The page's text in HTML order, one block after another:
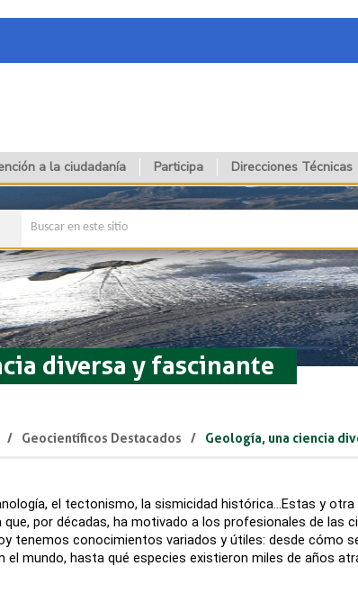
a la ciudadanía Participa Direcciones Técnicas
diversa y fascinante
Geocientíficos Destacados Geología, una ciencia
el tectonismo, la sismicidad histórica…Estas y
por décadas, ha motivado a los profesionales de las
tenemos conocimientos variados y útiles: desde
mundo, hasta qué especies existieron miles de años